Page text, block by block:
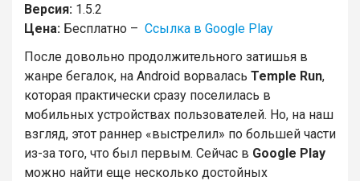
Версия: 1.5.2
Цена: Бесплатно – Ссылка в Google Play
После довольно продолжительного затишья в
жанре бегалок, на Android ворвалась Temple Run,
которая практически сразу поселилась в
мобильных устройствах пользователей. Но, на наш
взгляд, этот раннер «выстрелил» по большей части
из-за того, что был первым. Сейчас в Google Play
можно найти еще несколько достойных